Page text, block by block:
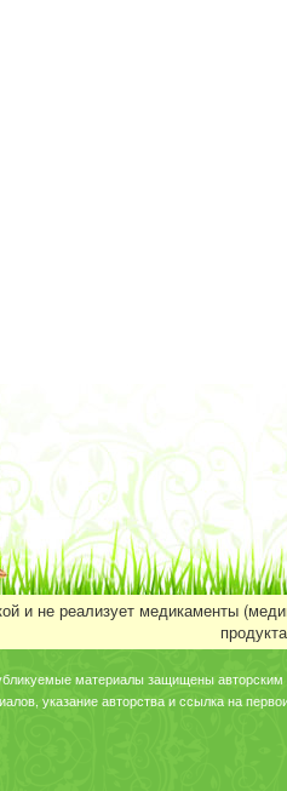
и не реализует медикаменты
материалы защищены авторским
указание авторства и ссылка на